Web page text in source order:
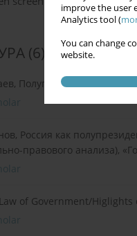
improve the user
Analytics tool (
You can change
website.
(6)
Полупрезидентская
Россия как
правового анализа),
of Government/